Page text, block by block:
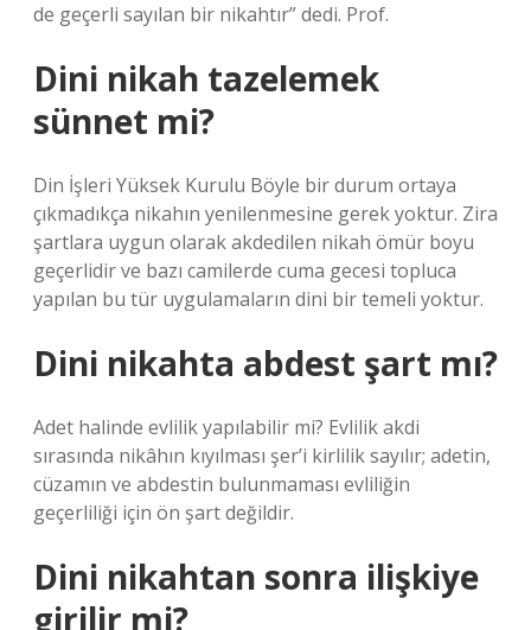
de geçerli sayılan bir nikahtır” dedi. Prof.
Dini nikah tazelemek
sünnet mi?
Din İşleri Yüksek Kurulu Böyle bir durum ortaya
çıkmadıkça nikahın yenilenmesine gerek yoktur. Zira
şartlara uygun olarak akdedilen nikah ömür boyu
geçerlidir ve bazı camilerde cuma gecesi topluca
yapılan bu tür uygulamaların dini bir temeli yoktur.
Dini nikahta abdest şart mı?
Adet halinde evlilik yapılabilir mi? Evlilik akdi
sırasında nikâhın kıyılması şer’i kirlilik sayılır; adetin,
cüzamın ve abdestin bulunmaması evliliğin
geçerliliği için ön şart değildir.
Dini nikahtan sonra ilişkiye
girilir mi?